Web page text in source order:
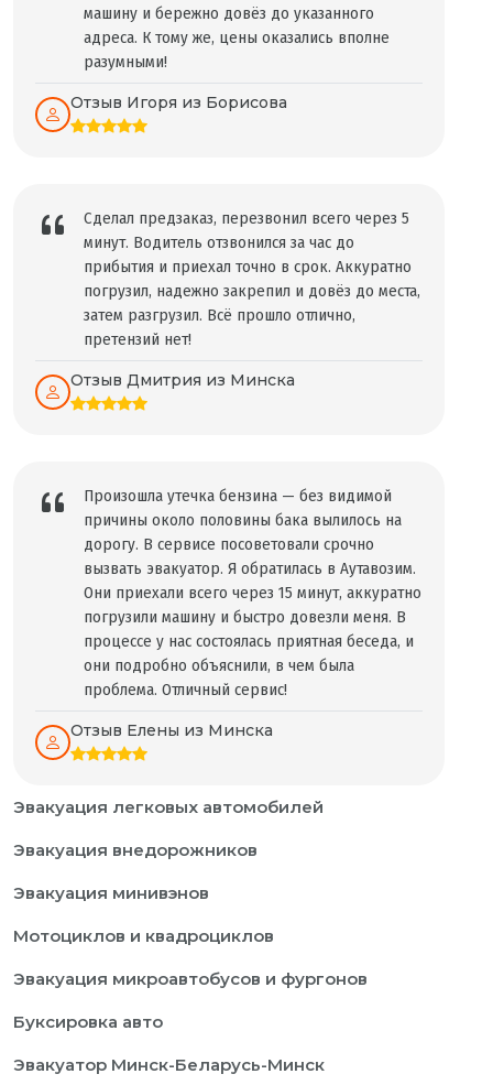
машину и бережно довёз до указанного
адреса. К тому же, цены оказались вполне
разумными!
Отзыв Игоря из Борисова
Сделал предзаказ, перезвонил всего через 5
минут. Водитель отзвонился за час до
прибытия и приехал точно в срок. Аккуратно
погрузил, надежно закрепил и довёз до места,
затем разгрузил. Всё прошло отлично,
претензий нет!
Отзыв Дмитрия из Минска
Произошла утечка бензина — без видимой
причины около половины бака вылилось на
дорогу. В сервисе посоветовали срочно
вызвать эвакуатор. Я обратилась в Аутавозим.
Они приехали всего через 15 минут, аккуратно
погрузили машину и быстро довезли меня. В
процессе у нас состоялась приятная беседа, и
они подробно объяснили, в чем была
проблема. Отличный сервис!
Отзыв Елены из Минска
Эвакуация легковых автомобилей
Эвакуация внедорожников
Эвакуация минивэнов
Мотоциклов и квадроциклов
Эвакуация микроавтобусов и фургонов
Буксировка авто
Эвакуатор Минск-Беларусь-Минск